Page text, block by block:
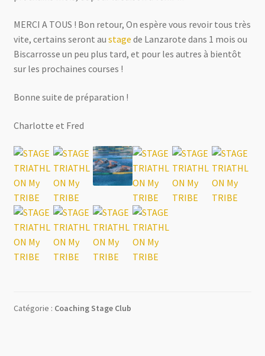
MERCI A TOUS ! Bon retour, On espère vous revoir tous très
vite, certains seront au stage de Lanzarote dans 1 mois ou
Biscarrosse un peu plus tard, et pour les autres à bientôt
sur les prochaines courses !
Bonne suite de préparation !
Charlotte et Fred
Catégorie : Coaching Stage Club